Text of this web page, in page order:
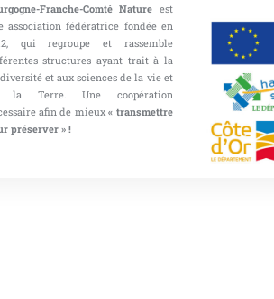
Franche-Comté Natureest
association fédératrice fondée en
qui regroupe et rassemble
structures ayant trait à la
et aux sciences de la vie et
la Terre. Une coopération
afin de mieux « transmettre
préserver » !